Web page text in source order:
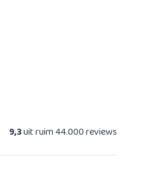
9,3uit ruim 44.000 reviews